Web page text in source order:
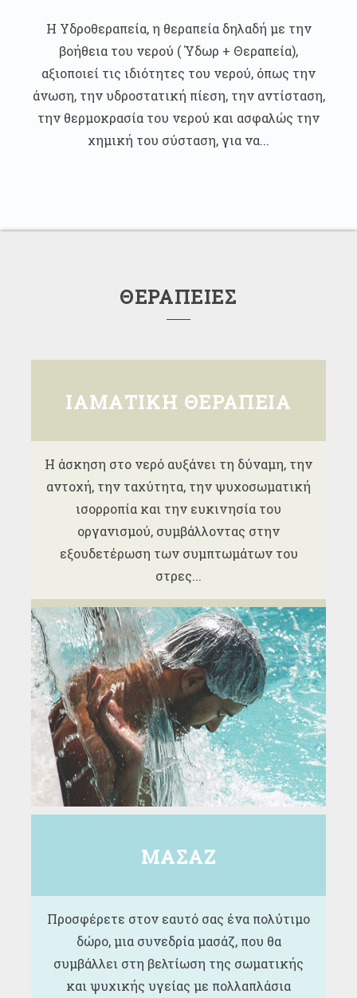
Η Υδροθεραπεία, η θεραπεία δηλαδή με την
βοήθεια του νερού ( Ύδωρ + Θεραπεία),
αξιοποιεί τις ιδιότητες του νερού, όπως την
άνωση, την υδροστατική πίεση, την αντίσταση,
την θερμοκρασία του νερού και ασφαλώς την
χημική του σύσταση, για να...
ΘΕΡΑΠΕΙΕΣ
ΙΑΜΑΤΙΚΗ ΘΕΡΑΠΕΙΑ
Η άσκηση στο νερό αυξάνει τη δύναμη, την
αντοχή, την ταχύτητα, την ψυχοσωματική
ισορροπία και την ευκινησία του
οργανισμού, συμβάλλοντας στην
εξουδετέρωση των συμπτωμάτων του
στρες...
ΜΑΣΑΖ
Προσφέρετε στον εαυτό σας ένα πολύτιμο
δώρο, μια συνεδρία μασάζ, που θα
συμβάλλει στη βελτίωση της σωματικής
και ψυχικής υγείας με πολλαπλάσια